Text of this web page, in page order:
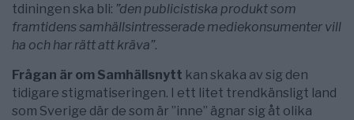
tdiningen ska bli: ”den publicistiska produkt som
framtidens samhällsintresserade mediekonsumenter vill
ha och har rätt att kräva”.
Frågan är om Samhällsnytt kan skaka av sig den
tidigare stigmatiseringen. I ett litet trendkänsligt land
som Sverige där de som är ”inne” ägnar sig åt olika